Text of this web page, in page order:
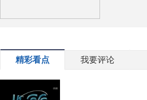
精彩看点 我要评论